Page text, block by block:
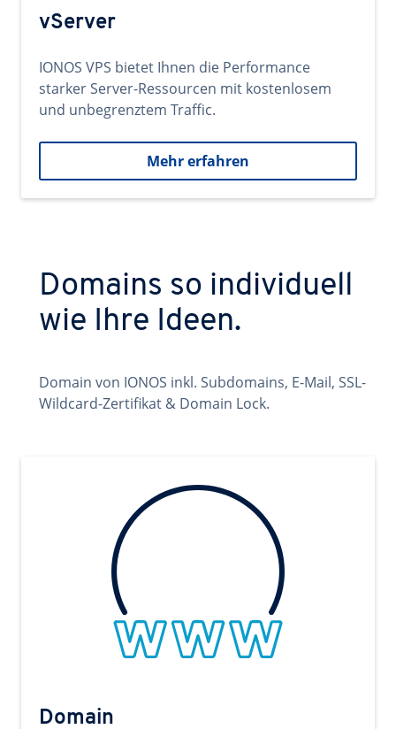
vServer
IONOS VPS bietet Ihnen die Performance
starker Server-Ressourcen mit kostenlosem
und unbegrenztem Traffic.
Mehr erfahren
Domains so individuell
wie Ihre Ideen.
Domain von IONOS inkl. Subdomains, E-Mail, SSL-
Wildcard-Zertifikat & Domain Lock.
Domain